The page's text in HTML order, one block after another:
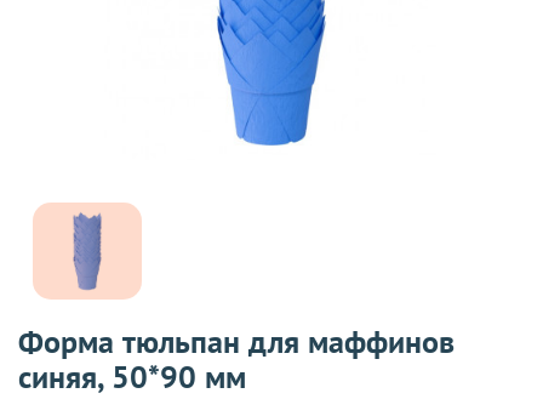
Форма тюльпан для маффинов
синяя, 50*90 мм